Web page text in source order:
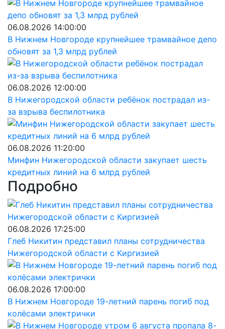
06.08.2026 14:00:00
В Нижнем Новгороде крупнейшее трамвайное депо
обновят за 1,3 млрд рублей
06.08.2026 12:00:00
В Нижегородской области ребёнок пострадал из-
за взрыва беспилотника
06.08.2026 11:20:00
Минфин Нижегородской области закупает шесть
кредитных линий на 6 млрд рублей
Подробно
06.08.2026 17:25:00
Глеб Никитин представил планы сотрудничества
Нижегородской области с Киргизией
06.08.2026 17:00:00
В Нижнем Новгороде 19-летний парень погиб под
колёсами электрички